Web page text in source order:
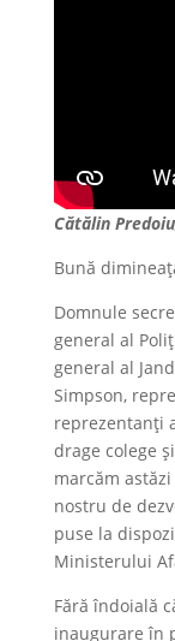
Cătălin
Bună
Domnule
general al
general al
Simpson,
reprezentanți
drage colege
marcăm
nostru de
puse la
Ministerului
Fără îndoială
inaugurare în